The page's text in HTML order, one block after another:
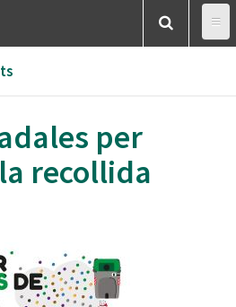
per
recollida